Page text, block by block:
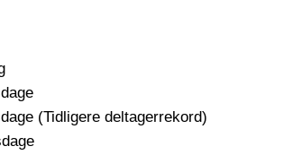
(Tidligere deltagerrekord)